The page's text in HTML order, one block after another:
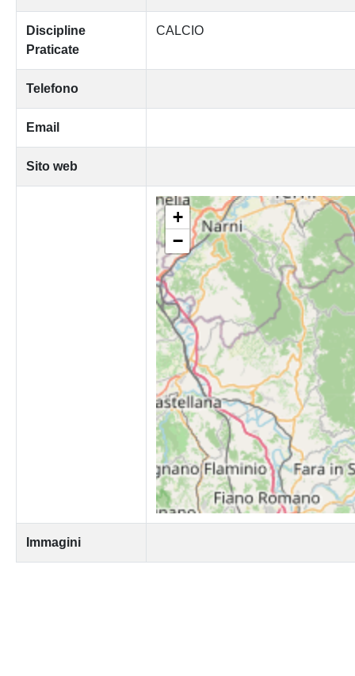
Discipline
Praticate
CALCIO
Telefono
Email
Sito web
+
−
Immagini